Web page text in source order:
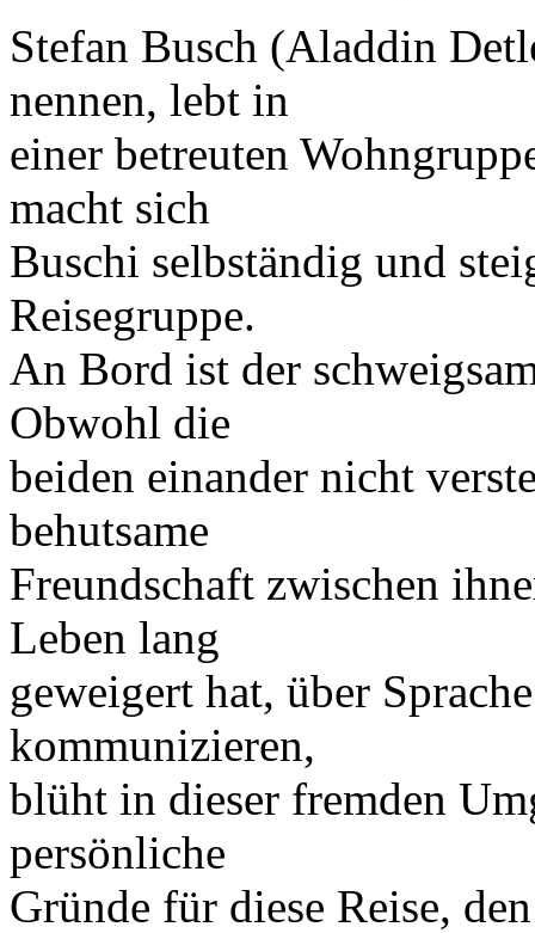
Stefan Busch (Aladdin
nennen, lebt in
einer betreuten
macht sich
Buschi selbständig und
Reisegruppe.
An Bord ist der
Obwohl die
beiden einander nicht
behutsame
Freundschaft zwischen
Leben lang
geweigert hat, über
kommunizieren,
blüht in dieser fremden
persönliche
Gründe für diese Reise,